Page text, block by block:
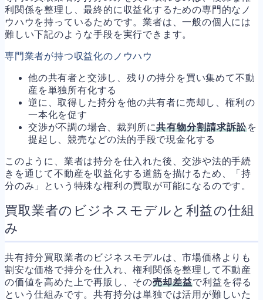
利関係を整理し、最終的に収益化するための専門的なノ
ウハウを持っているためです。業者は、一般の個人には
難しい下記のような手段を実行できます。
専門業者が持つ収益化のノウハウ
他の共有者と交渉し、残りの持分を買い集めて不動
産を単独所有化する
逆に、取得した持分を他の共有者に売却し、権利の
一本化を促す
交渉が不調の場合、裁判所に共有物分割請求訴訟を
提起し、競売などの法的手段で現金化する
このように、業者は持分を仕入れた後、交渉や法的手続
きを通じて不動産を収益化する道筋を描けるため、「持
分のみ」という特殊な権利の買取が可能になるのです。
買取業者のビジネスモデルと利益の仕組
み
共有持分買取業者のビジネスモデルは、市場価格よりも
割安な価格で持分を仕入れ、権利関係を整理して不動産
の価値を高めた上で再販し、その売却差益で利益を得る
という仕組みです。共有持分は単独では活用が難しいた